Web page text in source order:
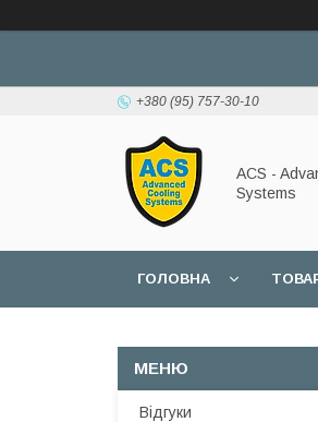
+380 (95) 757-30-10
ACS -
Systems
ГОЛОВНА
Відгуки